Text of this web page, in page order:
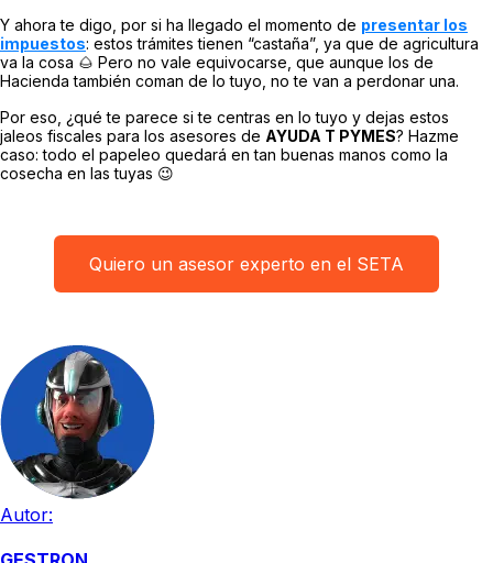
Y ahora te digo, por si ha llegado el momento de presentar los
impuestos: estos trámites tienen “castaña”, ya que de agricultura
va la cosa 🌰 Pero no vale equivocarse, que aunque los de
Hacienda también coman de lo tuyo, no te van a perdonar una.
Por eso, ¿qué te parece si te centras en lo tuyo y dejas estos
jaleos fiscales para los asesores de AYUDA T PYMES? Hazme
caso: todo el papeleo quedará en tan buenas manos como la
cosecha en las tuyas 😉
Quiero un asesor experto en el SETA
Autor: